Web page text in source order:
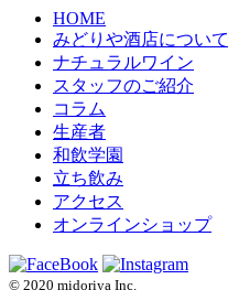
HOME
みどりや酒店について
ナチュラルワイン
スタッフのご紹介
コラム
生産者
和飲学園
立ち飲み
アクセス
オンラインショップ
© 2020 midoriya Inc.